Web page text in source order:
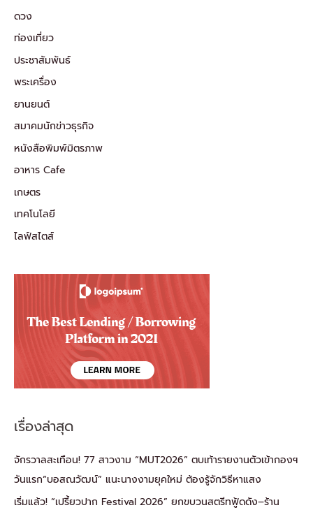
ดวง
ท่องเที่ยว
ประชาสัมพันธ์
พระเครื่อง
ยานยนต์
สมาคมนักข่าวธุรกิจ
หนังสือพิมพ์มิตรภาพ
อาหาร Cafe
เกษตร
เทคโนโลยี
ไลฟ์สไตส์
เรื่องล่าสุด
จักรวาลสะเทือน! 77 สาวงาม “MUT2026” ตบเท้ารายงานตัวเข้ากองฯ
วันแรก“บอสณวัฒน์” แนะนางงามยุคใหม่ ต้องรู้จักวิธีหาแสง
เริ่มแล้ว! “เปรี้ยวปาก Festival 2026” ยกขบวนสตรีทฟู้ดดัง–ร้าน